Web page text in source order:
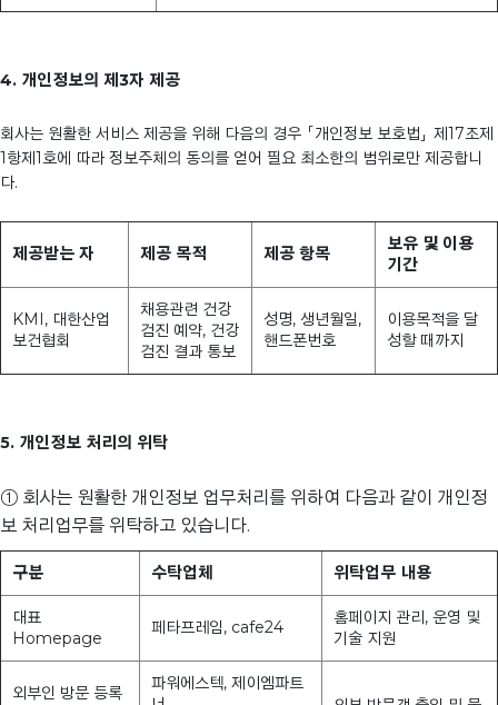
4. 개인정보의 제3자 제공
회사는 원활한 서비스 제공을 위해 다음의 경우 「개인정보 보호법」 제17조제
1항제1호에 따라 정보주체의 동의를 얻어 필요 최소한의 범위로만 제공합니
다.
제공받는 자 제공 목적 제공 항목
보유 및 이용
기간
KMI, 대한산업
보건협회
채용관련 건강
검진 예약, 건강
검진 결과 통보
성명, 생년월일,
핸드폰번호
이용목적을 달
성할 때까지
5. 개인정보 처리의 위탁
① 회사는 원활한 개인정보 업무처리를 위하여 다음과 같이 개인정
보 처리업무를 위탁하고 있습니다.
구분 수탁업체 위탁업무 내용
대표
Homepage
페타프레임, cafe24
홈페이지 관리, 운영 및
기술 지원
외부인 방문 등록
파워에스텍, 제이엠파트